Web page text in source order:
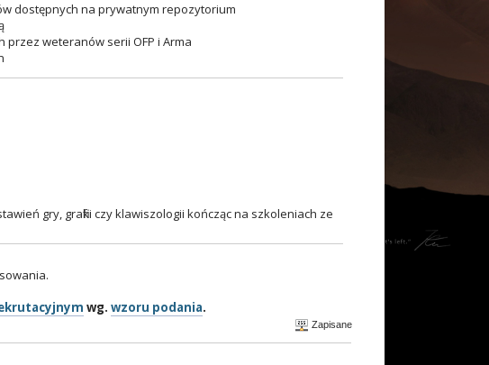
dostępnych na prywatnym repozytorium
weteranów serii OFP i Arma
gry, grafiki czy klawiszologii kończąc na szkoleniach ze
wg.wzoru podania.
Zapisane